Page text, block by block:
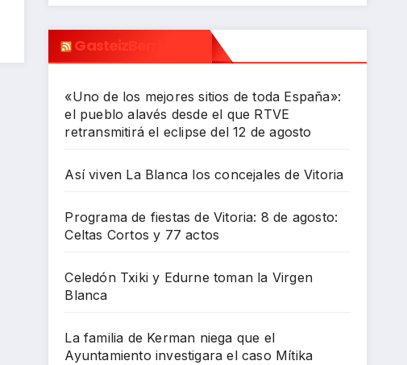
GasteizBerri.com
«Uno de los mejores sitios de toda España»:
el pueblo alavés desde el que RTVE
retransmitirá el eclipse del 12 de agosto
Así viven La Blanca los concejales de Vitoria
Programa de fiestas de Vitoria: 8 de agosto:
Celtas Cortos y 77 actos
Celedón Txiki y Edurne toman la Virgen
Blanca
La familia de Kerman niega que el
Ayuntamiento investigara el caso Mítika